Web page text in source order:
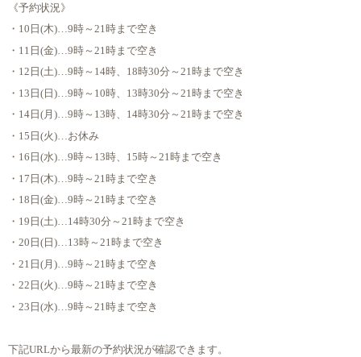
《予約状況》
・10日(木)…9時～21時まで空き
・11日(金)…9時～21時まで空き
・12日(土)…9時～14時、18時30分～21時まで空き
・13日(日)…9時～10時、13時30分～21時まで空き
・14日(月)…9時～13時、14時30分～21時まで空き
・15日(火)…お休み
・16日(水)…9時～13時、15時～21時まで空き
・17日(木)…9時～21時まで空き
・18日(金)…9時～21時まで空き
・19日(土)…14時30分～21時まで空き
・20日(日)…13時～21時まで空き
・21日(月)…9時～21時まで空き
・22日(火)…9時～21時まで空き
・23日(水)…9時～21時まで空き
下記URLから最新の予約状況が確認できます。